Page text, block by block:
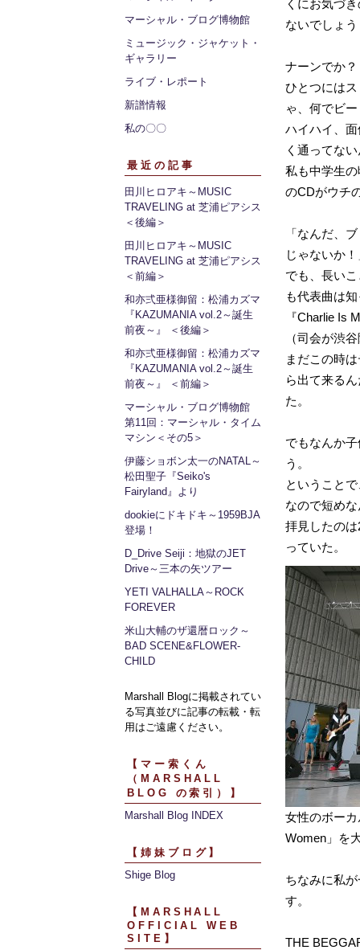
マーシャル・ブログ博物館
ミュージック・ジャケット・
ギャラリー
ライブ・レポート
新譜情報
私の〇〇
最近の記事
田川ヒロアキ～MUSIC
TRAVELING at 芝浦ピアシス
＜後編＞
田川ヒロアキ～MUSIC
TRAVELING at 芝浦ピアシス
＜前編＞
和亦弍亜様御留：松浦カズマ
『KAZUMANIA vol.2～誕生
前夜～』 ＜後編＞
和亦弍亜様御留：松浦カズマ
『KAZUMANIA vol.2～誕生
前夜～』 ＜前編＞
マーシャル・ブログ博物館
第11回：マーシャル・タイム
マシン＜その5＞
伊藤ショボン太一のNATAL～
松田聖子『Seiko's
Fairyland』より
dookieにドキドキ～1959BJA
登場！
D_Drive Seiji：地獄のJET
Drive～三本の矢ツアー
YETI VALHALLA～ROCK
FOREVER
米山大輔のザ還暦ロック～
BAD SCENE&FLOWER-
CHILD
Marshall Blogに掲載されてい
る写真並びに記事の転載・転
用はご遠慮ください。
【マー索くん
（MARSHALL
BLOG の索引）】
Marshall Blog INDEX
【姉妹ブログ】
Shige Blog
【MARSHALL
OFFICIAL WEB
SITE】
くにお気づ
ないでしょう
ナーンでか？
ひとつには
ゃ、何でビ
ハイハイ、
く通ってな
私も中学生
のCDがウチ
「なんだ、
じゃないか
でも、長い
も代表曲は
『Charlie Is
（司会が渋
まだこの時
ら出て来る
た。
でもなんか
う。
ということ
なので短め
拝見したの
っていた。
女性のボー
Women」を
ちなみに私
す。
THE